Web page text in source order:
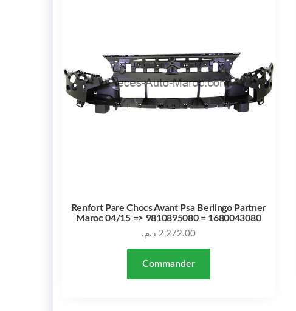
Renfort Pare Chocs Avant Psa Berlingo Partner
Maroc 04/15 => 9810895080 = 1680043080
2,272.00 د.م.
Commander